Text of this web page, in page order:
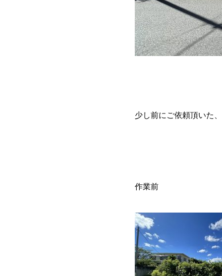
少し前にご依頼頂いた
作業前